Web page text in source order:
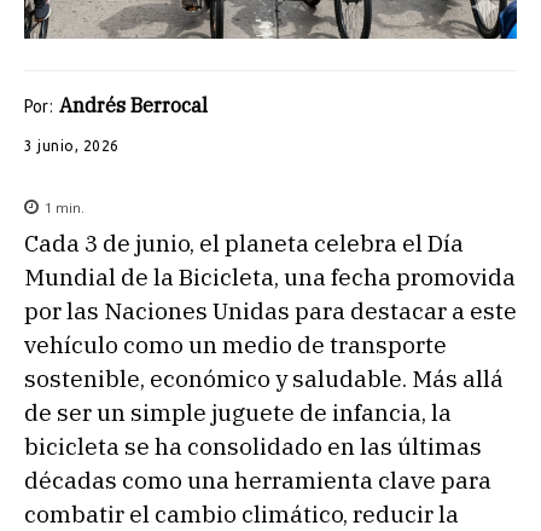
Por: Andrés Berrocal
3 junio, 2026
1 min.
Cada 3 de junio, el planeta celebra el Día
Mundial de la Bicicleta, una fecha promovida
por las Naciones Unidas para destacar a este
vehículo como un medio de transporte
sostenible, económico y saludable. Más allá
de ser un simple juguete de infancia, la
bicicleta se ha consolidado en las últimas
décadas como una herramienta clave para
combatir el cambio climático, reducir la